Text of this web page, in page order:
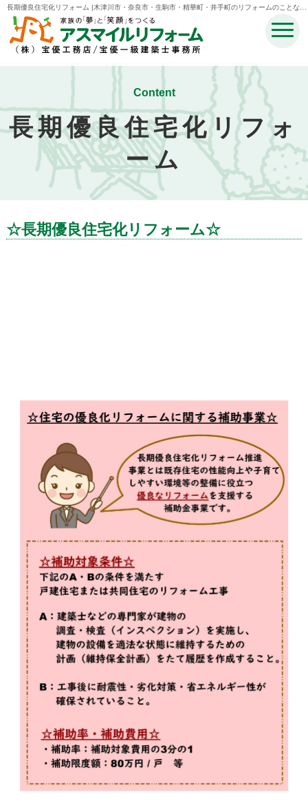
長期優良住宅化リフォーム |木津川市・奈良市・生駒市・精華町・井手町のリフォームのことなら
宝優工務店アスマイルリフォーム
Content
長期優良住宅化リフォ
ーム
☆長期優良住宅化リフォーム☆